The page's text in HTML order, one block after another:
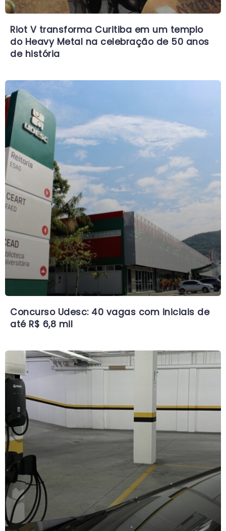
Riot V transforma Curitiba em um templo
do Heavy Metal na celebração de 50 anos
de história
Concurso Udesc: 40 vagas com iniciais de
até R$ 6,8 mil